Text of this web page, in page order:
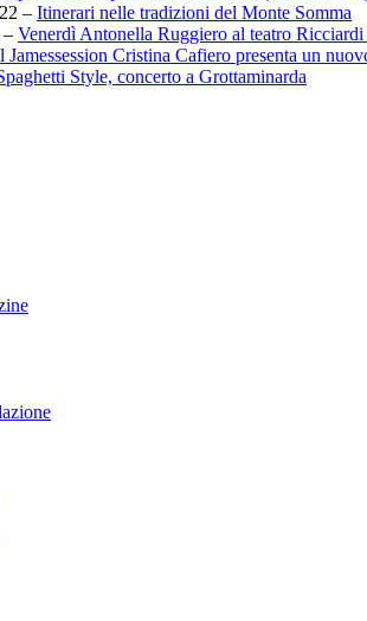
– Itinerari nelle tradizioni del Monte Somma
– Venerdì Antonella Ruggiero al teatro Ricciardi
Jamessession Cristina Cafiero presenta un
Style, concerto a Grottaminarda